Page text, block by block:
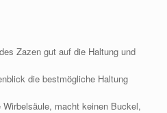
Zazen gut auf die Haltung und
die bestmögliche Haltung
macht keinen Buckel,